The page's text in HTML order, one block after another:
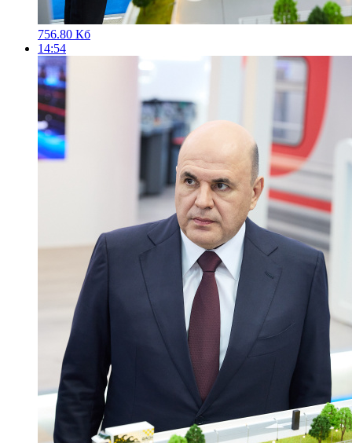
756.80 Кб
14:54